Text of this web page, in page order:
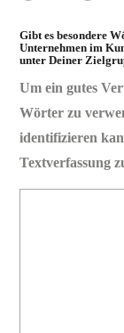
Gibt es besondere
Unternehmen im
unter Deiner
Um ein gutes
Wörter zu
identifizieren
Textverfassung